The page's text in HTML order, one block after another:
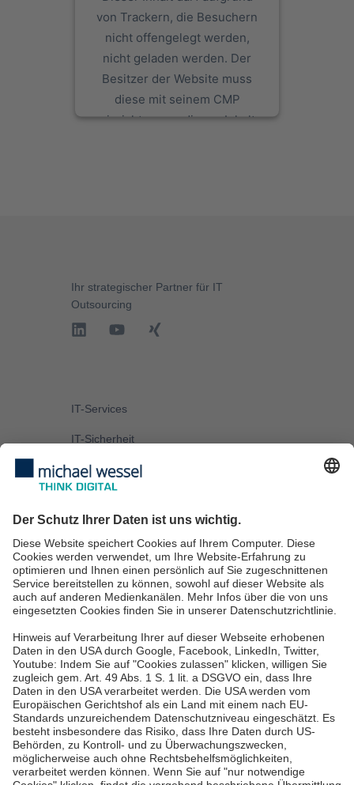
von Trackern, die Besuchern
nicht offengelegt werden,
nicht geladen werden. Der
Besitzer der Website muss
diese mit seinem CMP
einrichten, um diesen Inhalt
Ihr strategischer Partner für IT
Outsourcing
IT-Services
IT-Sicherheit
IT-Beratung
Über uns
Karriere
Blog
News & Events
Standorte